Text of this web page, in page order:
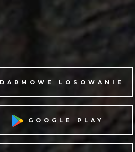
DARMOWE LOSOWANIE
GOOGLE PLAY